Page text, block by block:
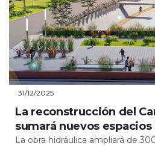
31/12/2025
La reconstrucción del
sumará nuevos
La obra hidráulica ampliará de